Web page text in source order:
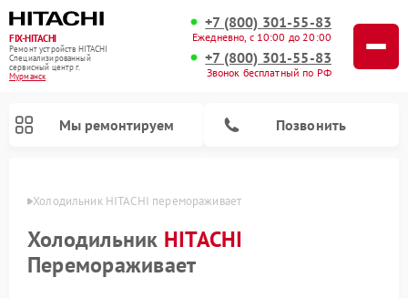
FIX-HITACHI
Ремонт устройств HITACHI
Специализированный
cервисный центр г.
Мурманск
+7 (800) 301-55-83
Ежедневно, с 10:00 до 20:00
+7 (800) 301-55-83
Звонок бесплатный по РФ
Мы ремонтируем Позвонить
Холодильник HITACHI перемораживает
Холодильник HITACHI
Перемораживает